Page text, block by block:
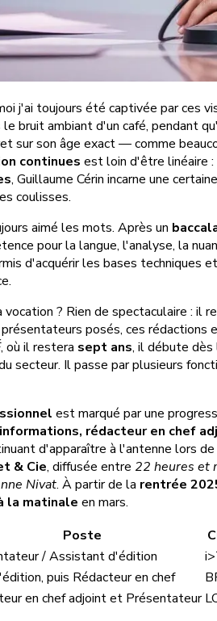
j'ai toujours été captivée par ces
bruit ambiant d'un café, pendant
sur son âge exact — comme
continues est loin d'être linéaire :
, Guillaume Cérin incarne une
coulisses.
aimé les mots. Après un
pour la langue, l'analyse, la
d'acquérir les bases techniques
vocation ? Rien de spectaculaire : il
posés, ces rédactions
, où il restera sept ans, il débute
secteur. Il passe par plusieurs
est marqué par une
rédacteur en chef
d'apparaître à l'antenne lors de
& Cie, diffusée entre 22 heures et
Nivat. À partir de la rentrée
la matinale en mars.
Poste
/ Assistant d'édition
puis Rédacteur en chef
en chef adjoint et Présentateur